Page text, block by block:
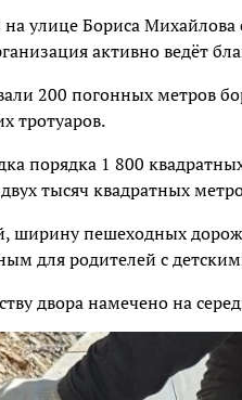
улице Бориса Михайлова
активно ведёт
200 погонных метров
тротуаров.
порядка 1 800
тысяч квадратных
ширину пешеходных
для родителей с
двора намечено на